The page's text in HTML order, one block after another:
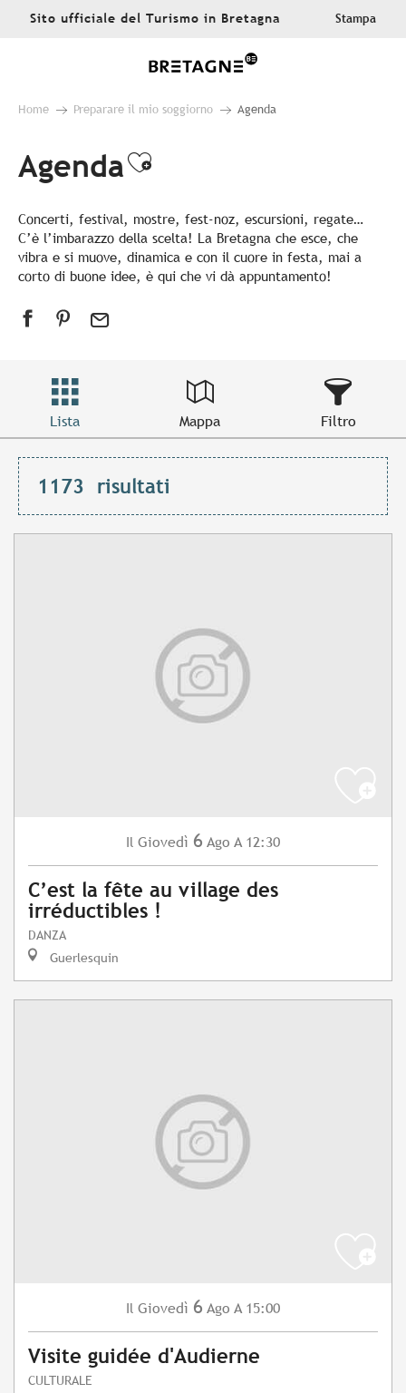
AllerSito ufficiale del Turismo in Bretagna Stampa
Home Preparare il mio soggiorno Agenda
AgendaAjouter aux favoris
Concerti, festival, mostre, fest-noz, escursioni, regate…
C’è l’imbarazzo della scelta! La Bretagna che esce, che
vibra e si muove, dinamica e con il cuore in festa, mai a
corto di buone idee, è qui che vi dà appuntamento!
Lista Mappa Filtro
1173 risultati
Il Giovedì 6 Ago A 12:30
C’est la fête au village des
irréductibles !
DANZA
Guerlesquin
Il Giovedì 6 Ago A 15:00
Visite guidée d'Audierne
CULTURALE